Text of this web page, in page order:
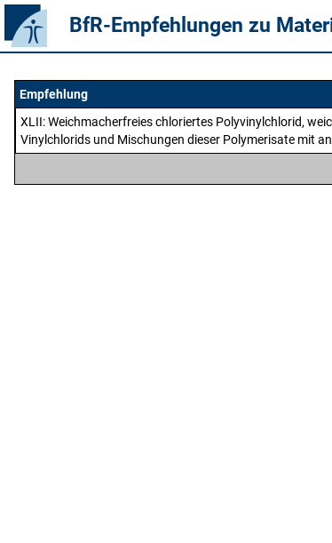
BfR-Empfehlungen zu
Empfehlung
XLII: Weichmacherfreies chloriertes Polyvinylchlorid,
Vinylchlorids und Mischungen dieser Polymerisate mit